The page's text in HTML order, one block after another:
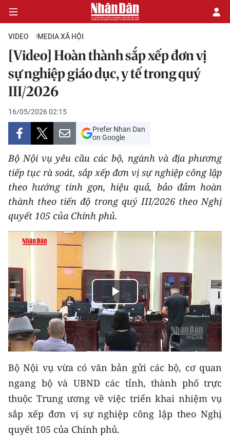
CHÍNH TRỊ
KINH TẾ
VĂN HÓA
XÃ HỘI
PHÁP LUẬT
DU LỊCH
THẾ GIỚI
THỂ THAO
GIÁO DỤC
Y TẾ
KHOA HỌC - CÔNG NGHỆ
MÔI TRƯỜNG
BẠN ĐỌC
KIỂM CHỨNG THÔNG TIN
TRI THỨC CHUYÊN SÂU
VIDEO MEDIA XÃ HỘI
[Video] Hoàn thành sắp xếp đơn vị
sự nghiệp giáo dục, y tế trong quý
III/2026
16/05/2026 02:15
Prefer Nhan Dan
on Google
Bộ Nội vụ yêu cầu các bộ, ngành và địa phương
tiếp tục rà soát, sắp xếp đơn vị sự nghiệp công lập
theo hướng tinh gọn, hiệu quả, bảo đảm hoàn
thành theo tiến độ trong quý III/2026 theo Nghị
quyết 105 của Chính phủ.
Play
Video
Bộ Nội vụ vừa có văn bản gửi các bộ, cơ quan
ngang bộ và UBND các tỉnh, thành phố trực
thuộc Trung ương về việc triển khai nhiệm vụ
sắp xếp đơn vị sự nghiệp công lập theo Nghị
quyết 105 của Chính phủ.